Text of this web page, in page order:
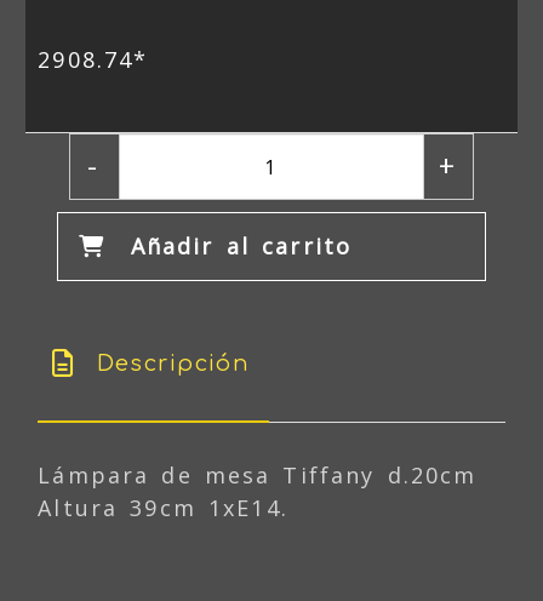
2908.74*
- +
Añadir al carrito
Descripción
Lámpara de mesa Tiffany d.20cm
Altura 39cm 1xE14.